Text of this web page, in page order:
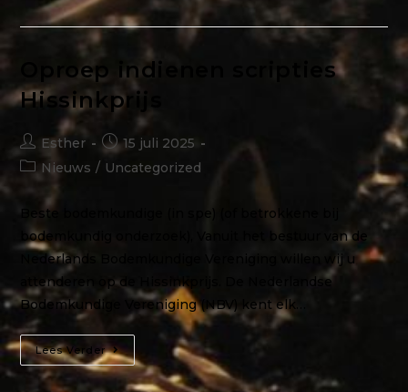
Oproep indienen scripties
Hissinkprijs
Esther
15 juli 2025
Nieuws / Uncategorized
Beste bodemkundige (in spe) (of betrokkene bij
bodemkundig onderzoek), Vanuit het bestuur van de
Nederlands Bodemkundige Vereniging willen wij u
attenderen op de Hissinkprijs. De Nederlandse
Bodemkundige Vereniging (NBV) kent elk…
Lees Verder